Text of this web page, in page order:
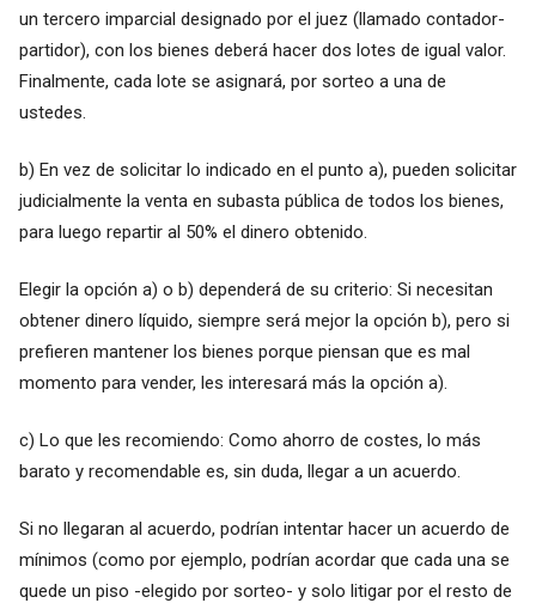
un tercero imparcial designado por el juez (llamado contador-
partidor), con los bienes deberá hacer dos lotes de igual valor.
Finalmente, cada lote se asignará, por sorteo a una de
ustedes.
b) En vez de solicitar lo indicado en el punto a), pueden solicitar
judicialmente la venta en subasta pública de todos los bienes,
para luego repartir al 50% el dinero obtenido.
Elegir la opción a) o b) dependerá de su criterio: Si necesitan
obtener dinero líquido, siempre será mejor la opción b), pero si
prefieren mantener los bienes porque piensan que es mal
momento para vender, les interesará más la opción a).
c) Lo que les recomiendo: Como ahorro de costes, lo más
barato y recomendable es, sin duda, llegar a un acuerdo.
Si no llegaran al acuerdo, podrían intentar hacer un acuerdo de
mínimos (como por ejemplo, podrían acordar que cada una se
quede un piso -elegido por sorteo- y solo litigar por el resto de